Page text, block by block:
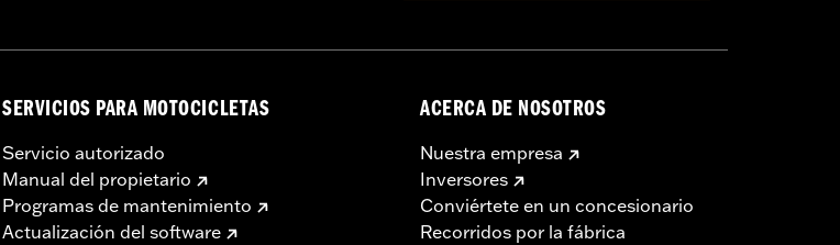
SERVICIOS PARA MOTOCICLETAS
Servicio autorizado
Manual del propietario
Programas de mantenimiento
Actualización del software
ACERCA DE NOSOTROS
Nuestra empresa
Inversores
Conviértete en un concesionario
Recorridos por la fábrica